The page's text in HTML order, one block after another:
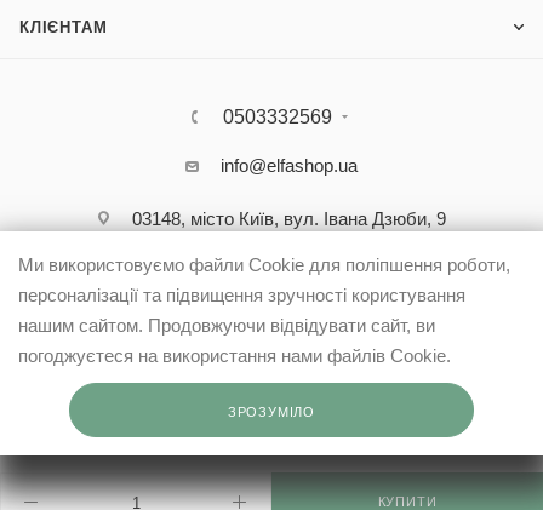
КУПИТИ
КЛІЄНТАМ
0503332569
info@elfashop.ua
03148, місто Київ, вул. Івана Дзюби, 9
Ми використовуємо файли Cookie для поліпшення роботи,
персоналізації та підвищення зручності користування
нашим сайтом. Продовжуючи відвідувати сайт, ви
погоджуєтеся на використання нами файлів Cookie.
ЗРОЗУМІЛО